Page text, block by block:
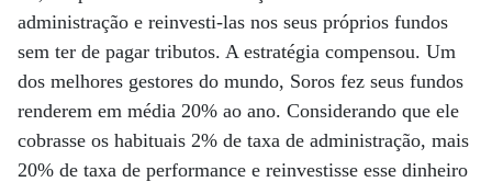
administração e reinvesti-las nos seus próprios fundos
sem ter de pagar tributos. A estratégia compensou. Um
dos melhores gestores do mundo, Soros fez seus fundos
renderem em média 20% ao ano. Considerando que ele
cobrasse os habituais 2% de taxa de administração, mais
20% de taxa de performance e reinvestisse esse dinheiro